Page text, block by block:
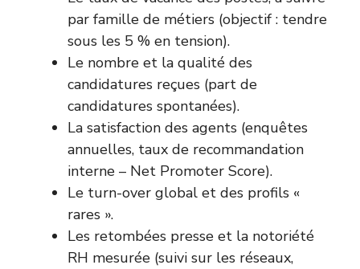
par famille de métiers (objectif : tendre
sous les 5 % en tension).
Le nombre et la qualité des
candidatures reçues (part de
candidatures spontanées).
La satisfaction des agents (enquêtes
annuelles, taux de recommandation
interne – Net Promoter Score).
Le turn-over global et des profils «
rares ».
Les retombées presse et la notoriété
RH mesurée (suivi sur les réseaux,